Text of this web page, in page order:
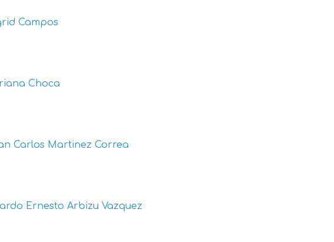
Campos
Choca
Carlos Martinez Correa
Ernesto Arbizu Vazquez